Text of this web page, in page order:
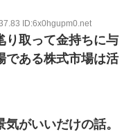
ID:6x0hgupm0.net
り取って金持ちに与
である株式市場は活
がいいだけの話。